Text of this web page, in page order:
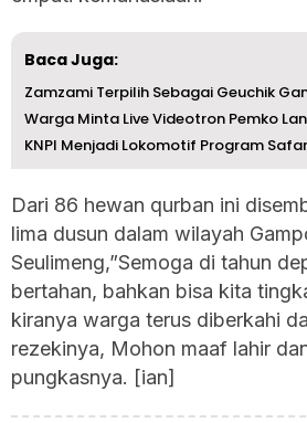
Baca Juga:
KNPI Menjadi Lokomotif Program
Dari 86 hewan qurban ini
lima dusun dalam wilayah
Seulimeng,”Semoga di tahun
bertahan, bahkan bisa kita
kiranya warga terus diberkahi
rezekinya, Mohon maaf lahir
pungkasnya. [ian]